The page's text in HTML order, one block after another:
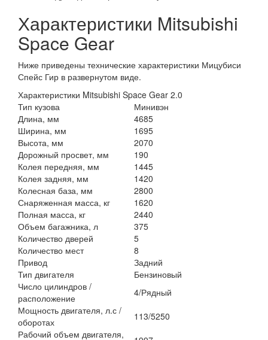
Характеристики Mitsubishi
Space Gear
Ниже приведены технические характеристики Мицубиси
Спейс Гир в развернутом виде.
Характеристики Mitsubishi Space Gear 2.0
Тип кузова
Минивэн
Длина, мм
4685
Ширина, мм
1695
Высота, мм
2070
Дорожный просвет, мм
190
Колея передняя, мм
1445
Колея задняя, мм
1420
Колесная база, мм
2800
Снаряженная масса, кг
1620
Полная масса, кг
2440
Объем багажника, л
375
Количество дверей
5
Количество мест
8
Привод
Задний
Тип двигателя
Бензиновый
Число цилиндров /
расположение
4/Рядный
Мощность двигателя, л.с /
оборотах
113/5250
Рабочий объем двигателя,